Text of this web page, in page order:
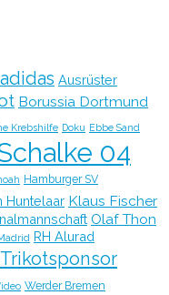
adidas Ausrüster
Borussia Dortmund
Krebshilfe Doku Ebbe Sand
04
Hamburger SV
Huntelaar Klaus Fischer
Olaf Thon
RH Alurad
Trikotsponsor
Werder Bremen